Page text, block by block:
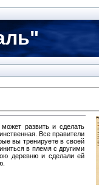
развить и сделать
Все правители
вы тренируете в своей
в племя с другими
деревню и сделали ей